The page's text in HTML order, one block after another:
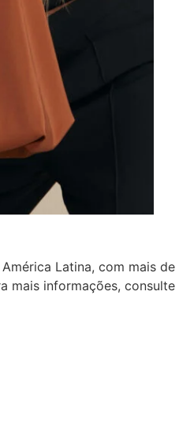
Latina, com mais de
mais informações, consulte